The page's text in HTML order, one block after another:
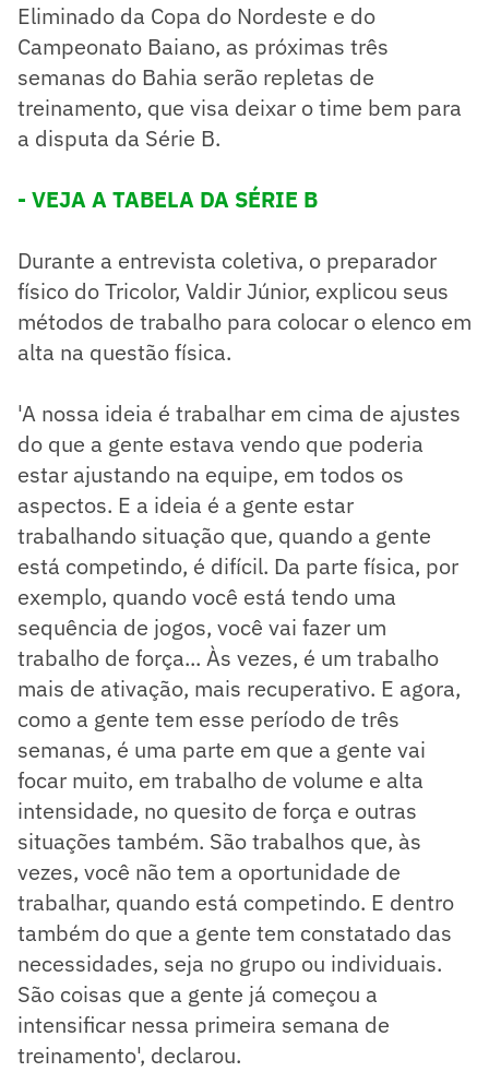
Eliminado da Copa do Nordeste e do
Campeonato Baiano, as próximas três
semanas do Bahia serão repletas de
treinamento, que visa deixar o time bem para
a disputa da Série B.
- VEJA A TABELA DA SÉRIE B
Durante a entrevista coletiva, o preparador
físico do Tricolor, Valdir Júnior, explicou seus
métodos de trabalho para colocar o elenco em
alta na questão física.
'A nossa ideia é trabalhar em cima de ajustes
do que a gente estava vendo que poderia
estar ajustando na equipe, em todos os
aspectos. E a ideia é a gente estar
trabalhando situação que, quando a gente
está competindo, é difícil. Da parte física, por
exemplo, quando você está tendo uma
sequência de jogos, você vai fazer um
trabalho de força... Às vezes, é um trabalho
mais de ativação, mais recuperativo. E agora,
como a gente tem esse período de três
semanas, é uma parte em que a gente vai
focar muito, em trabalho de volume e alta
intensidade, no quesito de força e outras
situações também. São trabalhos que, às
vezes, você não tem a oportunidade de
trabalhar, quando está competindo. E dentro
também do que a gente tem constatado das
necessidades, seja no grupo ou individuais.
São coisas que a gente já começou a
intensificar nessa primeira semana de
treinamento', declarou.